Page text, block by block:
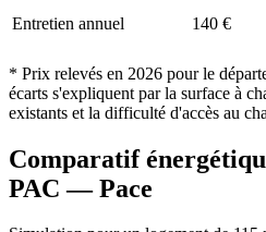
Entretien annuel
140 €
* Prix relevés en 2026 pour le
écarts s'expliquent par la surface à
existants et la difficulté d'accès au
Comparatif
PAC —Pace